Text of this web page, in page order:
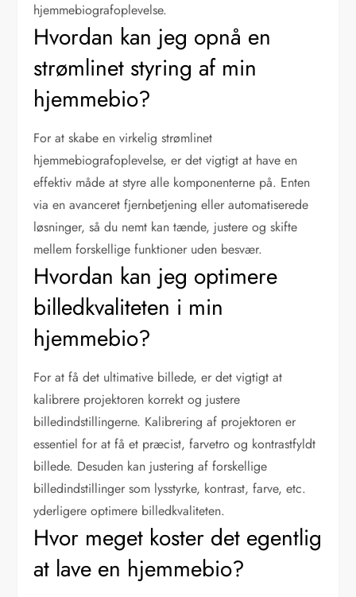
hjemmebiografoplevelse.
Hvordan kan jeg opnå en
strømlinet styring af min
hjemmebio?
For at skabe en virkelig strømlinet
hjemmebiografoplevelse, er det vigtigt at have en
effektiv måde at styre alle komponenterne på. Enten
via en avanceret fjernbetjening eller automatiserede
løsninger, så du nemt kan tænde, justere og skifte
mellem forskellige funktioner uden besvær.
Hvordan kan jeg optimere
billedkvaliteten i min
hjemmebio?
For at få det ultimative billede, er det vigtigt at
kalibrere projektoren korrekt og justere
billedindstillingerne. Kalibrering af projektoren er
essentiel for at få et præcist, farvetro og kontrastfyldt
billede. Desuden kan justering af forskellige
billedindstillinger som lysstyrke, kontrast, farve, etc.
yderligere optimere billedkvaliteten.
Hvor meget koster det egentlig
at lave en hjemmebio?